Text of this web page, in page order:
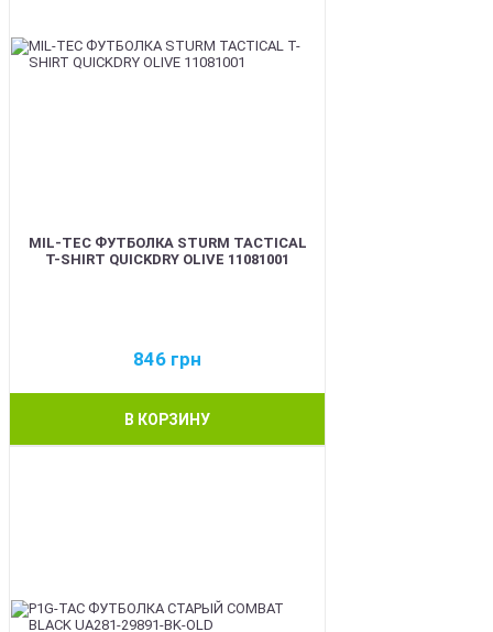
MIL-TEC ФУТБОЛКА STURM TACTICAL
T-SHIRT QUICKDRY OLIVE 11081001
846 грн
В КОРЗИНУ